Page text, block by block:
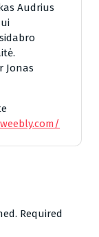
Audrius
Jonas
Required